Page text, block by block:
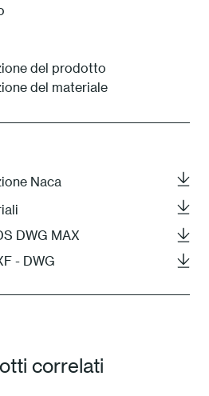
del prodotto
del materiale
Naca
DWG MAX
- DWG
correlati